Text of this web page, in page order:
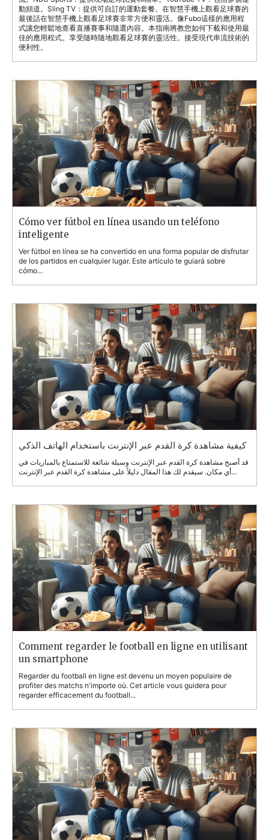
動頻道。Sling TV：提供可自訂的運動套餐。在智慧手機上觀看足球賽的
最後話在智慧手機上觀看足球賽非常方便和靈活。像Fubo這樣的應用程
式讓您輕鬆地查看直播賽事和隨選內容。本指南將教您如何下載和使用最
佳的應用程式。享受隨時隨地觀看足球賽的靈活性。接受現代串流技術的
便利性。
Cómo ver fútbol en línea usando un teléfono
inteligente
Ver fútbol en línea se ha convertido en una forma popular de disfrutar
de los partidos en cualquier lugar. Este artículo te guiará sobre
cómo...
كيفية مشاهدة كرة القدم عبر الإنترنت باستخدام الهاتف الذكي
قد أصبح مشاهدة كرة القدم عبر الإنترنت وسيلة شائعة للاستمتاع بالمباريات في
أي مكان. سيقدم لك هذا المقال دليلاً على مشاهدة كرة القدم عبر الإنترنت...
Comment regarder le football en ligne en utilisant
un smartphone
Regarder du football en ligne est devenu un moyen populaire de
profiter des matchs n'importe où. Cet article vous guidera pour
regarder efficacement du football...